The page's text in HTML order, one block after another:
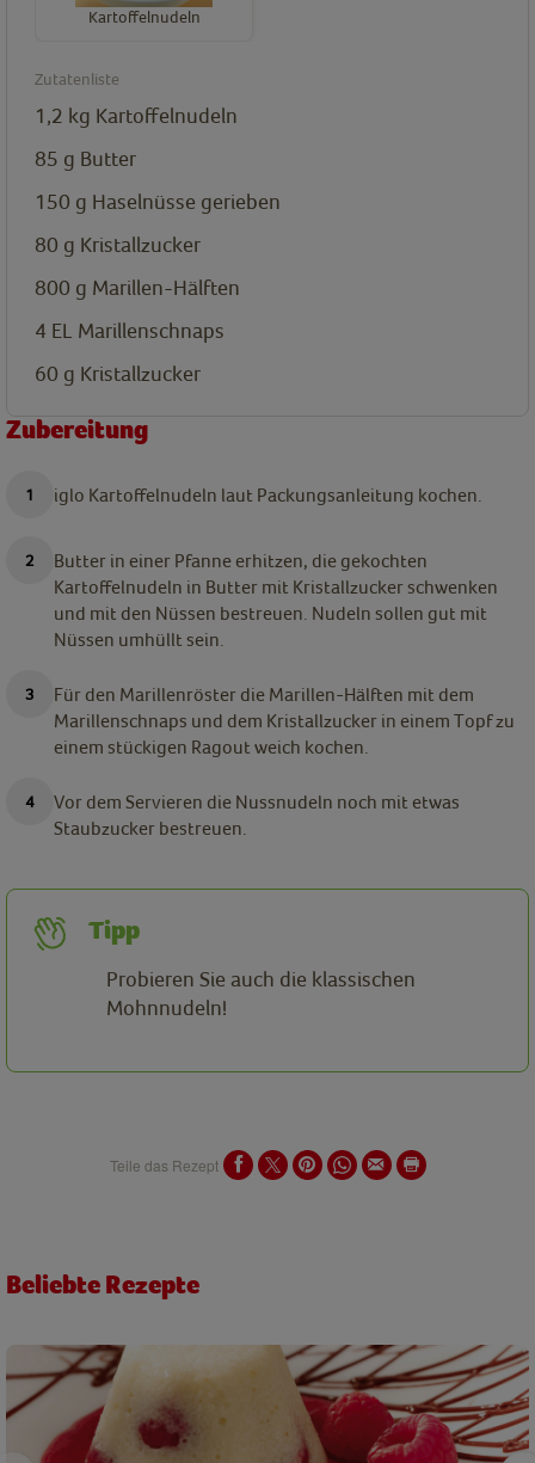
Kartoffelnudeln
Zutatenliste
1,2 kg Kartoffelnudeln
85 g Butter
150 g Haselnüsse gerieben
80 g Kristallzucker
800 g Marillen-Hälften
4 EL Marillenschnaps
60 g Kristallzucker
Zubereitung
iglo Kartoffelnudeln laut Packungsanleitung kochen.
Butter in einer Pfanne erhitzen, die gekochten
Kartoffelnudeln in Butter mit Kristallzucker schwenken
und mit den Nüssen bestreuen. Nudeln sollen gut mit
Nüssen umhüllt sein.
Für den Marillenröster die Marillen-Hälften mit dem
Marillenschnaps und dem Kristallzucker in einem Topf zu
einem stückigen Ragout weich kochen.
Vor dem Servieren die Nussnudeln noch mit etwas
Staubzucker bestreuen.
Tipp
Probieren Sie auch die klassischen
Mohnnudeln!
Teile das Rezept
Beliebte Rezepte